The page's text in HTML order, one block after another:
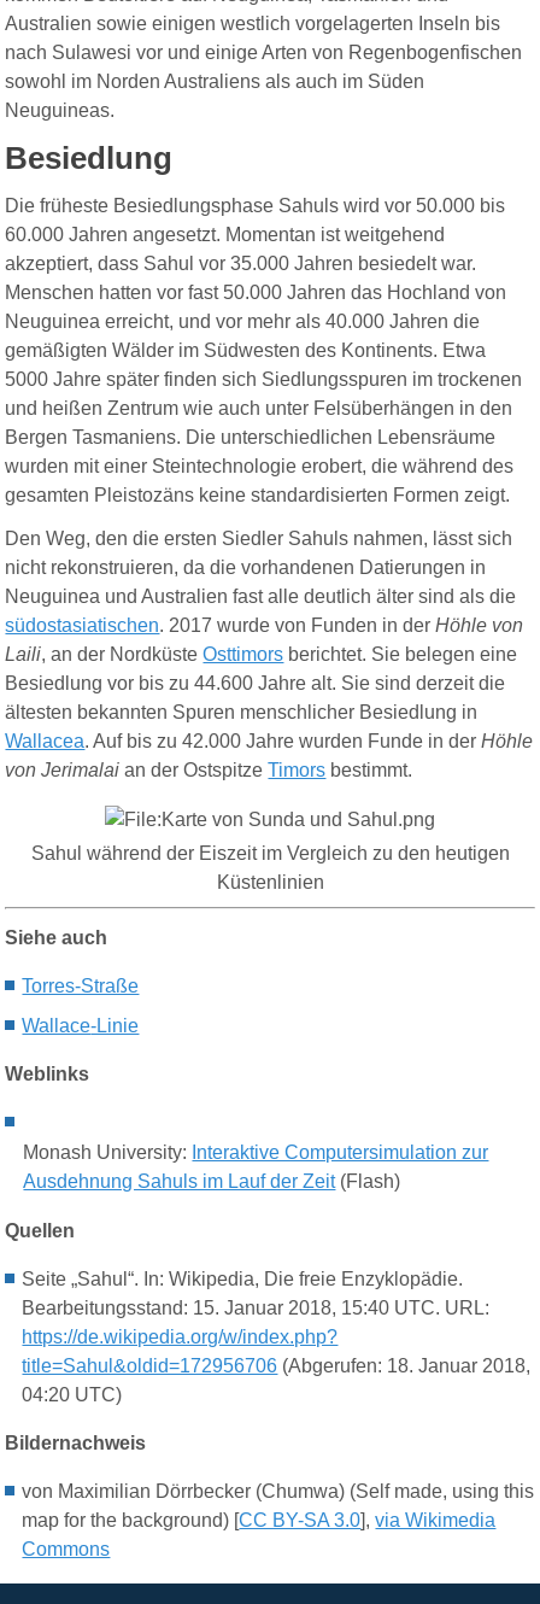
Australien sowie einigen westlich vorgelagerten Inseln bis
nach Sulawesi vor und einige Arten von Regenbogenfischen
sowohl im Norden Australiens als auch im Süden
Neuguineas.
Besiedlung
Die früheste Besiedlungsphase Sahuls wird vor 50.000 bis
60.000 Jahren angesetzt. Momentan ist weitgehend
akzeptiert, dass Sahul vor 35.000 Jahren besiedelt war.
Menschen hatten vor fast 50.000 Jahren das Hochland von
Neuguinea erreicht, und vor mehr als 40.000 Jahren die
gemäßigten Wälder im Südwesten des Kontinents. Etwa
5000 Jahre später finden sich Siedlungsspuren im trockenen
und heißen Zentrum wie auch unter Felsüberhängen in den
Bergen Tasmaniens. Die unterschiedlichen Lebensräume
wurden mit einer Steintechnologie erobert, die während des
gesamten Pleistozäns keine standardisierten Formen zeigt.
Den Weg, den die ersten Siedler Sahuls nahmen, lässt sich
nicht rekonstruieren, da die vorhandenen Datierungen in
Neuguinea und Australien fast alle deutlich älter sind als die
südostasiatischen. 2017 wurde von Funden in derHöhle von
Laili, an der NordküsteOsttimors berichtet. Sie belegen eine
Besiedlung vor bis zu 44.600 Jahre alt. Sie sind derzeit die
ältesten bekannten Spuren menschlicher Besiedlung in
Wallacea. Auf bis zu 42.000 Jahre wurden Funde in derHöhle
von Jerimalai an der OstspitzeTimors bestimmt.
Sahul während der Eiszeit im Vergleich zu den heutigen
Küstenlinien
Siehe auch
Torres-Straße
Wallace-Linie
Weblinks
Monash University: Interaktive Computersimulation zur
Ausdehnung Sahuls im Lauf der Zeit(Flash)
Quellen
Seite „Sahul“. In: Wikipedia, Die freie Enzyklopädie.
Bearbeitungsstand: 15. Januar 2018, 15:40 UTC. URL:
https://de.wikipedia.org/w/index.php?
title=Sahul&oldid=172956706 (Abgerufen: 18. Januar 2018,
04:20 UTC)
Bildernachweis
von Maximilian Dörrbecker (Chumwa) (Self made, using this
map for the background) [CC BY-SA 3.0],via Wikimedia
Commons